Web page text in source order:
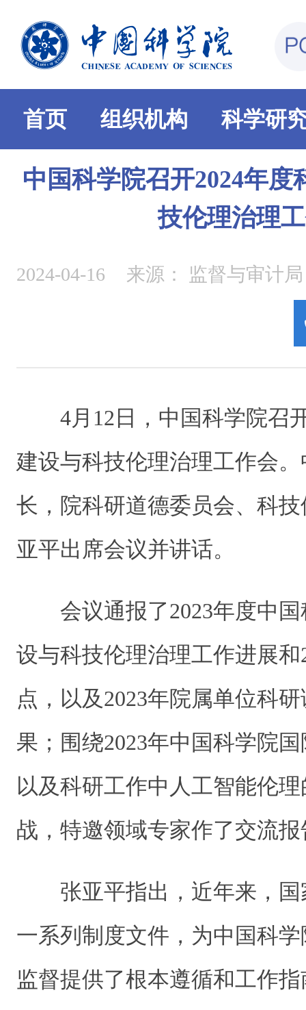
首页 组织机构 科学研
中国科学院召开2024年度
技伦理治理
2024-04-16 来源： 监督与审计局
4月12日，中国科学院召
建设与科技伦理治理工作会
长，院科研道德委员会、科
亚平出席会议并讲话。
会议通报了2023年度中
设与科技伦理治理工作进展和
点，以及2023年院属单位科
果；围绕2023年中国科学院
以及科研工作中人工智能伦
战，特邀领域专家作了交流报
张亚平指出，近年来，
一系列制度文件，为中国科
监督提供了根本遵循和工作